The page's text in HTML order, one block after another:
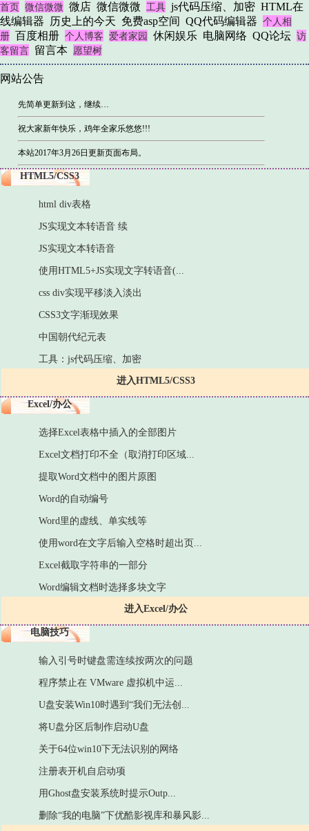
首页 微信微微 微店 微信微微 工具 js代码压缩、加密 HTML在
线编辑器
历史上的今天 免费asp空间 QQ代码编辑器 个人相
册 百度相册 个人博客 爱者家园 休闲娱乐 电脑网络 QQ论坛 访
客留言 留言本 愿望树
网站公告
先简单更新到这，继续…
祝大家新年快乐，鸡年全家乐悠悠!!!
本站2017年3月26日更新页面布局。
HTML5/CSS3
进入HTML5/CSS3
html div表格
JS实现文本转语音 续
JS实现文本转语音
使用HTML5+JS实现文字转语音(...
css div实现平移淡入淡出
CSS3文字渐现效果
中国朝代纪元表
工具：js代码压缩、加密
Excel/办公
进入Excel/办公
选择Excel表格中插入的全部图片
Excel文档打印不全（取消打印区域...
提取Word文档中的图片原图
Word的自动编号
Word里的虚线、单实线等
使用word在文字后输入空格时超出页...
Excel截取字符串的一部分
Word编辑文档时选择多块文字
电脑技巧
输入引号时键盘需连续按两次的问题
程序禁止在 VMware 虚拟机中运...
U盘安装Win10时遇到“我们无法创...
将U盘分区后制作启动U盘
关于64位win10下无法识别的网络
注册表开机自启动项
用Ghost盘安装系统时提示Outp...
删除“我的电脑”下优酷影视库和暴风影...